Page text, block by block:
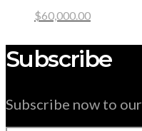
$60,000.00
Subscribe
Subscribe now to